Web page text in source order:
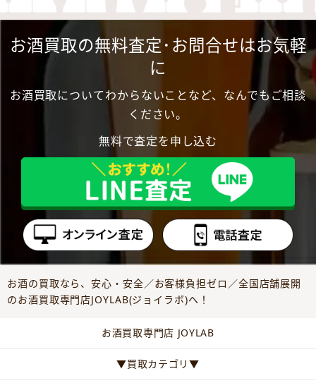
お酒買取の無料査定･お問合せはお気軽
に
お酒買取についてわからないことなど、なんでもご相談
ください。
無料で査定を申し込む
お酒の買取なら、安心・安全／お客様負担ゼロ／全国店舗展開
のお酒買取専門店JOYLAB(ジョイラボ)へ！
お酒買取専門店 JOYLAB
▼買取カテゴリ▼